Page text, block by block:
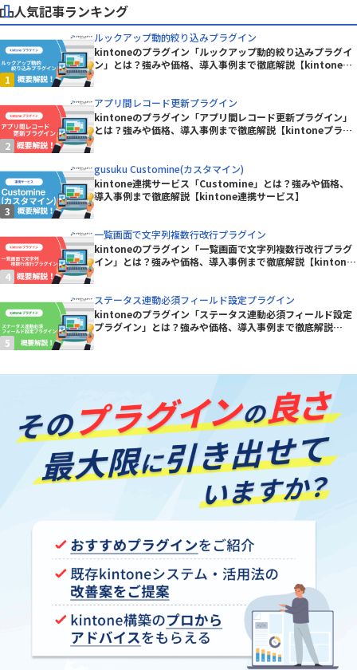
人気記事ランキング
ルックアップ動的絞り込みプラグイン
kintoneのプラグイン「ルックアップ動的絞り込みプラグイ
ン」とは？強みや価格、導入事例まで徹底解説【kintoneプ
アプリ間レコード更新プラグイン
kintoneのプラグイン「アプリ間レコード更新プラグイン」
とは？強みや価格、導入事例まで徹底解説【kintoneプラグ
gusuku Customine(カスタマイン)
kintone連携サービス「Customine」とは？強みや価格、
導入事例まで徹底解説【kintone連携サービス】
一覧画面で文字列複数行改行プラグイン
kintoneのプラグイン「一覧画面で文字列複数行改行プラグ
イン」とは？強みや価格、導入事例まで徹底解説【kintone
ステータス連動必須フィールド設定プラグイン
kintoneのプラグイン「ステータス連動必須フィールド設定
プラグイン」とは？強みや価格、導入事例まで徹底解説